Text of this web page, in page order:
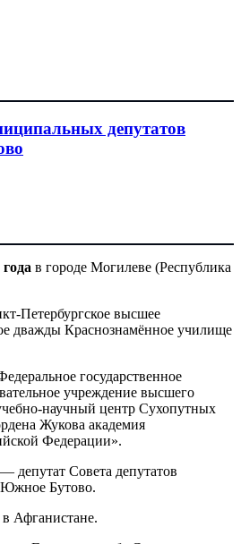
депутатов
года в городе Могилеве (Республика
Петербургское высшее
дважды Краснознамённое училище
государственное
учреждение высшего
научный центр Сухопутных
Жукова академия
Федерации».
— депутат Совета депутатов
Южное Бутово.
Афганистане.